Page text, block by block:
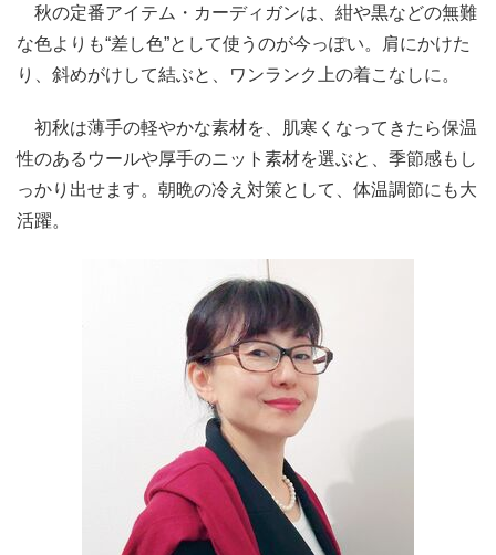
秋の定番アイテム・カーディガンは、紺や黒などの無難
な色よりも“差し色”として使うのが今っぽい。肩にかけた
り、斜めがけして結ぶと、ワンランク上の着こなしに。
初秋は薄手の軽やかな素材を、肌寒くなってきたら保温
性のあるウールや厚手のニット素材を選ぶと、季節感もし
っかり出せます。朝晩の冷え対策として、体温調節にも大
活躍。